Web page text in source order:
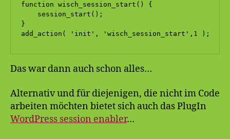
function wisch_session_start() {
    session_start();
}
add_action( 'init', 'wisch_session_start',1 );
Das war dann auch schon alles…
Alternativ und für diejenigen, die nicht im Code
arbeiten möchten bietet sich auch das PlugIn
WordPress session enabler…